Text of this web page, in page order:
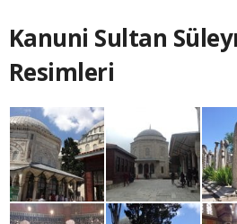
Kanuni Sultan
Resimleri